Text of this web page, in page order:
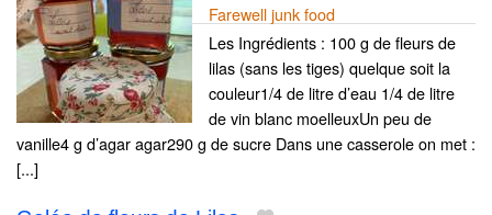
Farewell junk food
Les Ingrédients : 100 g de fleurs de
lilas (sans les tiges) quelque soit la
couleur1/4 de litre d’eau 1/4 de litre
de vin blanc moelleuxUn peu de
vanille4 g d’agar agar290 g de sucre Dans une casserole on met :
[...]